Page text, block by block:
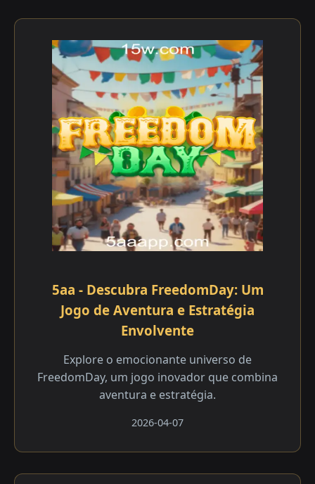
5aa - Descubra FreedomDay: Um
Jogo de Aventura e Estratégia
Envolvente
Explore o emocionante universo de
FreedomDay, um jogo inovador que combina
aventura e estratégia.
2026-04-07